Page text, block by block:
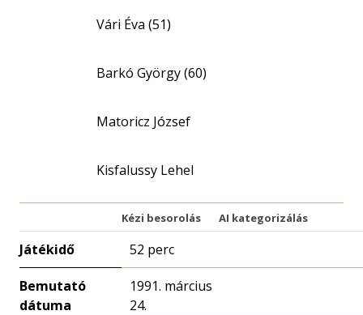
Vári Éva (51)
Barkó György (60)
Matoricz József
Kisfalussy Lehel
Kézi besorolás AI kategorizálás
Játékidő 52 perc
Bemutató
dátuma
1991. március
24.